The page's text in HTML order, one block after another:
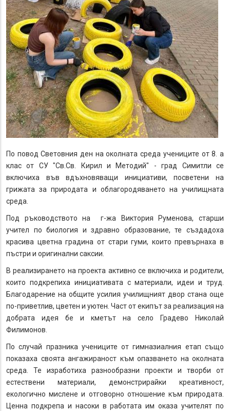
По повод Световния ден на околната среда учениците от 8. а
клас от СУ "Св.Св. Кирил и Методий" - град Симитли се
включиха във вдъхновяващи инициативи, посветени на
грижата за природата и облагородяването на училищната
среда.
Под ръководството на г-жа Виктория Руменова, старши
учител по биология и здравно образование, те създадоха
красива цветна градина от стари гуми, които превърнаха в
пъстри и оригинални саксии.
В реализирането на проекта активно се включиха и родители,
които подкрепиха инициативата с материали, идеи и труд.
Благодарение на общите усилия училищният двор стана още
по-приветлив, цветен и уютен. Част от екипът за реализация на
добрата идея бе и кметът на село Градево Николай
Филимонов.
По случай празника учениците от гимназиалния етап също
показаха своята ангажираност към опазването на околната
среда. Те изработиха разнообразни проекти и творби от
естествени материали, демонстрирайки креативност,
екологично мислене и отговорно отношение към природата.
Ценна подкрепа и насоки в работата им оказа учителят по